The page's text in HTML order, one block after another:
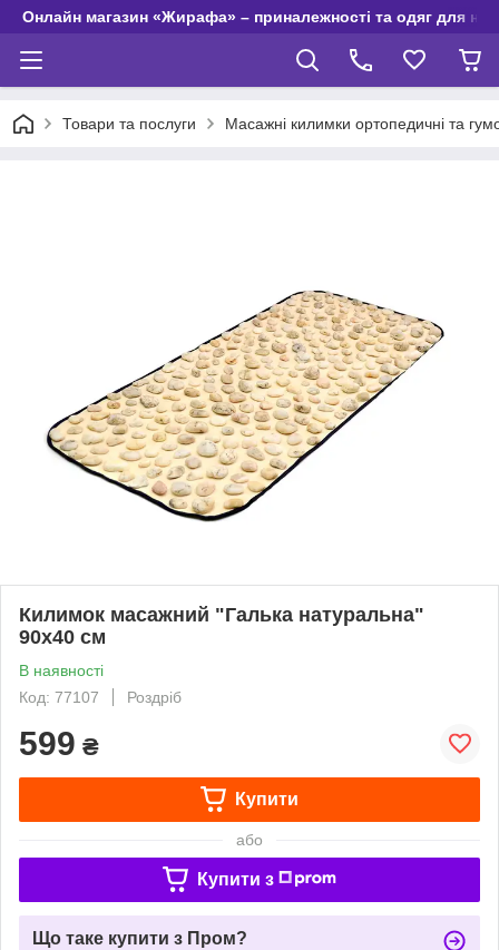
Онлайн магазин «Жирафа» – приналежності та одяг для
Товари та послуги Масажні килимки ортопедичні та
Килимок масажний "Галька натуральна"
90х40 см
В наявності
Код: 77107
Роздріб
599 ₴
Купити
або
Купити з
Що таке купити з Пром?